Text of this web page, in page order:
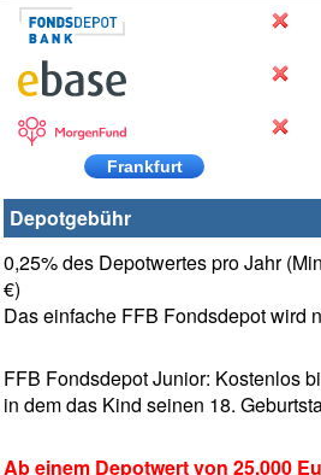
Frankfurt
Depotgebühr
0,25% des Depotwertes pro Jahr
€)
Das einfache FFB Fondsdepot wird
FFB Fondsdepot Junior: Kostenlos
in dem das Kind seinen 18.
Ab einem Depotwert von 25.000